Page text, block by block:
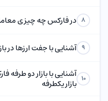
8 در فارکس چه چیزی
9 آشنایی با جفت ارزها در
10 آشنایی با بازار دو طرفه
بازار یکطرفه